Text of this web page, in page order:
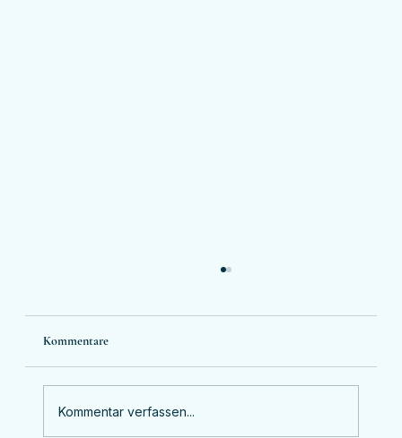
Kommentare
Kommentar verfassen...